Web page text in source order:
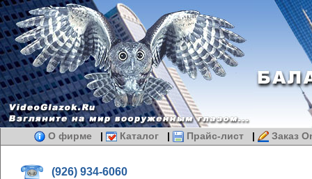
О фирме | Каталог | Прайс-лист | Заказ
(926) 934-6060